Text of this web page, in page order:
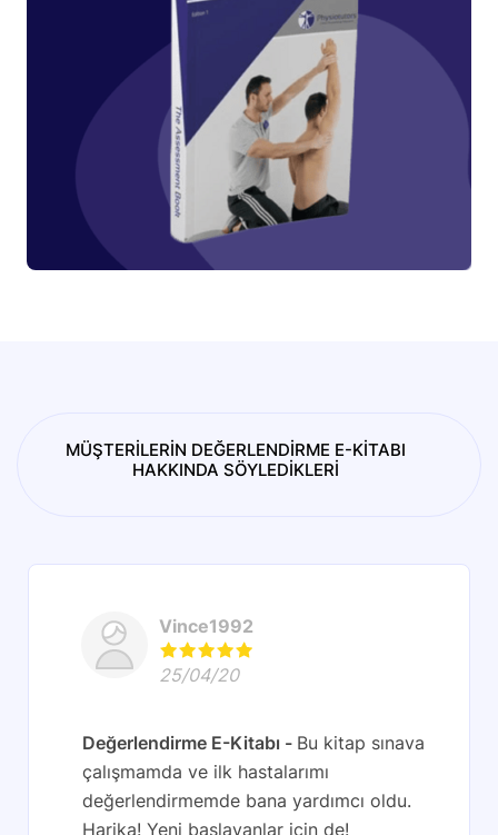
MÜŞTERİLERİN DEĞERLENDİRME E-KİTABI
HAKKINDA SÖYLEDİKLERİ
Vince1992
25/04/20
Değerlendirme E-Kitabı
Bu kitap sınava
çalışmamda ve ilk hastalarımı
değerlendirmemde bana yardımcı oldu.
Harika! Yeni başlayanlar için de!